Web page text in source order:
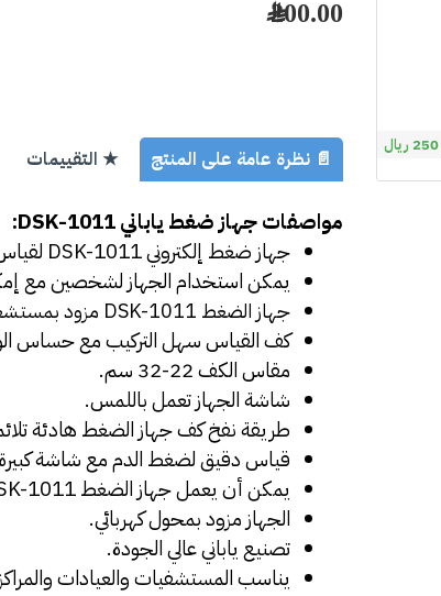
200.00 ﷼
📄 نظرة عامة على المنتج ★ التقييمات
مواصفات جهاز ضغط ياباني DSK-1011:
جهاز ضغط إلكتروني DSK-1011 لقياس الضغط الانقباضي والانبساطي وضربات القلب في الذراع.
يمكن استخدام الجهاز لشخصين مع إمكانية تخزين
جهاز الضغط DSK-1011 مزود بمستشعر الكشف عن عدم انتظام ضربات القلب.
كف القياس سهل التركيب مع حساس
مقاس الكف 22-32 سم.
شاشة الجهاز تعمل باللمس.
طريقة نفخ كف جهاز الضغط هادئة
قياس دقيق لضغط الدم مع شاشة كبيرة
يمكن أن يعمل جهاز الضغط DSK-1011
الجهاز مزود بمحول كهربائي.
تصنيع ياباني عالي الجودة.
يناسب المستشفيات والعيادات